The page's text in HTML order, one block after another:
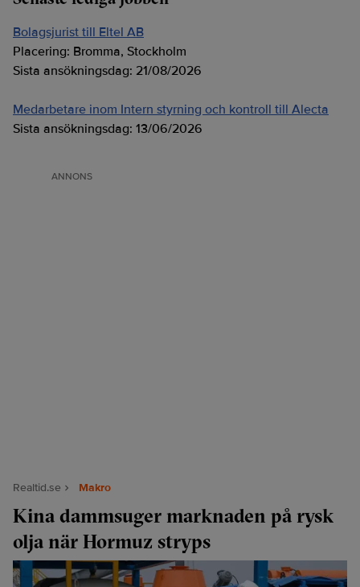
Bolagsjurist till Eltel AB
Placering: Bromma, Stockholm
Sista ansökningsdag: 21/08/2026
Medarbetare inom Intern styrning och kontroll till Alecta
Sista ansökningsdag: 13/06/2026
ANNONS
Realtid.se Makro
Kina dammsuger marknaden på rysk
olja när Hormuz stryps